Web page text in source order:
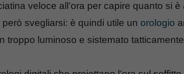
veloce all’ora per capire quanto si
svegliarsi: è quindi utile un orologio
troppo luminoso e sistemato tatticamente